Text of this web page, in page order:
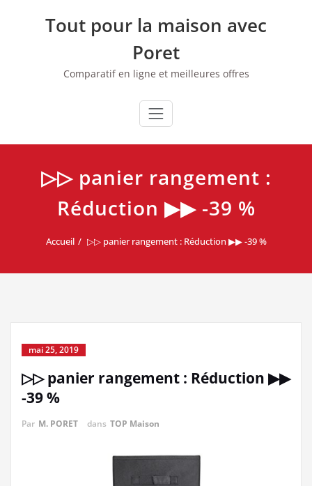
Tout pour la maison avec
Poret
Comparatif en ligne et meilleures offres
▷▷ panier rangement :
Réduction ▶▶ -39 %
Accueil ▷▷ panier rangement : Réduction ▶▶ -39 %
mai 25, 2019
▷▷ panier rangement : Réduction ▶▶
-39 %
Par M. PORET dans TOP Maison